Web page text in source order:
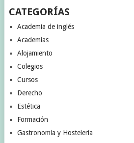
CATEGORÍAS
Academia de inglés
Academias
Alojamiento
Colegios
Cursos
Derecho
Estética
Formación
Gastronomía y Hostelería